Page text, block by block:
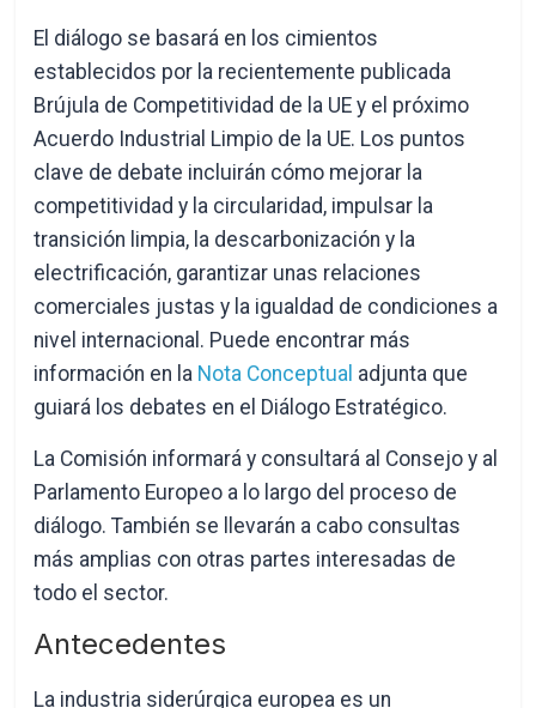
El diálogo se basará en los cimientos
establecidos por la recientemente publicada
Brújula de Competitividad de la UE y el próximo
Acuerdo Industrial Limpio de la UE. Los puntos
clave de debate incluirán cómo mejorar la
competitividad y la circularidad, impulsar la
transición limpia, la descarbonización y la
electrificación, garantizar unas relaciones
comerciales justas y la igualdad de condiciones a
nivel internacional. Puede encontrar más
información en la Nota Conceptual adjunta que
guiará los debates en el Diálogo Estratégico.
La Comisión informará y consultará al Consejo y al
Parlamento Europeo a lo largo del proceso de
diálogo. También se llevarán a cabo consultas
más amplias con otras partes interesadas de
todo el sector.
Antecedentes
La industria siderúrgica europea es un